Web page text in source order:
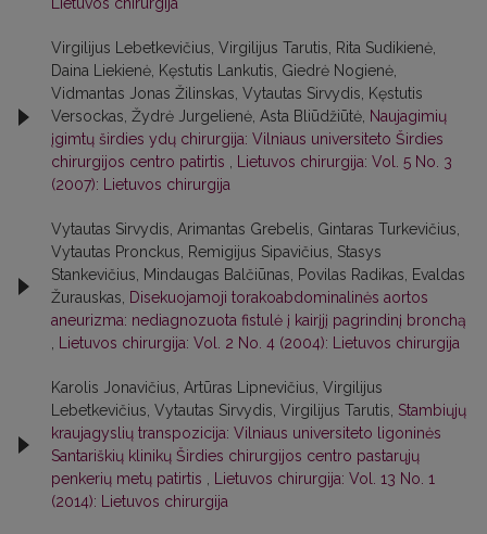
Virgilijus Lebetkevičius, Virgilijus Tarutis, Rita Sudikienė,
Daina Liekienė, Kęstutis Lankutis, Giedrė Nogienė,
Vidmantas Jonas Žilinskas, Vytautas Sirvydis, Kęstutis
Versockas, Žydrė Jurgelienė, Asta Bliūdžiūtė, Naujagimių
įgimtų širdies ydų chirurgija: Vilniaus universiteto Širdies
chirurgijos centro patirtis
Lietuvos chirurgija: Vol. 5 No. 3
(2007): Lietuvos chirurgija
Vytautas Sirvydis, Arimantas Grebelis, Gintaras Turkevičius,
Vytautas Pronckus, Remigijus Sipavičius, Stasys
Stankevičius, Mindaugas Balčiūnas, Povilas Radikas, Evaldas
Žurauskas,
Disekuojamoji torakoabdominalinės aortos
aneurizma: nediagnozuota fistulė į kairįjį pagrindinį bronchą
Lietuvos chirurgija: Vol. 2 No. 4 (2004): Lietuvos chirurgija
Karolis Jonavičius, Artūras Lipnevičius, Virgilijus
Lebetkevičius, Vytautas Sirvydis, Virgilijus Tarutis, Stambiųjų
kraujagyslių transpozicija: Vilniaus universiteto ligoninės
Santariškių klinikų Širdies chirurgijos centro pastarųjų
penkerių metų patirtis
Lietuvos chirurgija: Vol. 13 No. 1
(2014): Lietuvos chirurgija